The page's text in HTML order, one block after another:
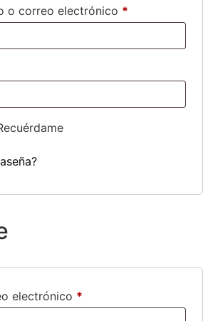
o correo electrónico *
electrónico *